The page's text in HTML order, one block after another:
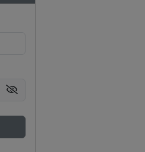
Afficher le mot de passe